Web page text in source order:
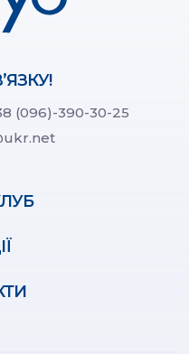
(096)-390-30-25